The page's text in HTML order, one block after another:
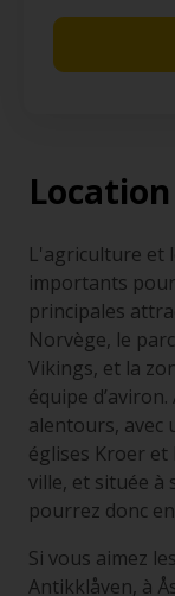
L'agriculture et
importants pour
principales
Norvège, le
Vikings, et la
équipe
alentours, avec
églises Kroer et
ville, et située à
pourrez donc
Si vous aimez
Antikklåven, à